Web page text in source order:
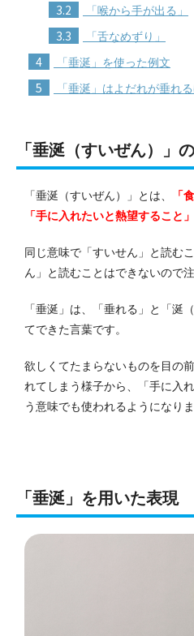
3.2 「喉から手が出る」
3.3 「舌なめずり」
4 「垂涎」を使った例文
5 「垂涎」はよだれが垂れ
「垂涎（すいぜん）」
「垂涎（すいぜん）」とは、
「
「手に入れたいと熱望すること」
同じ意味で「すいせん」と読む
ん」と読むことはできないので
「垂涎」は、「垂れる」と「涎
てできた言葉です。
欲しくてたまらないものを目の
れてしまう様子から、「手に入
う意味でも使われるようになりま
「垂涎」を用いた表現